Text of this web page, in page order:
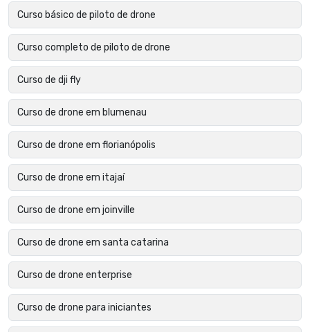
Curso básico de piloto de drone
Curso completo de piloto de drone
Curso de dji fly
Curso de drone em blumenau
Curso de drone em florianópolis
Curso de drone em itajaí
Curso de drone em joinville
Curso de drone em santa catarina
Curso de drone enterprise
Curso de drone para iniciantes